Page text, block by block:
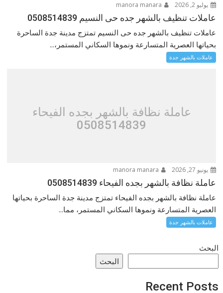
يوليو 2, 2026
عاملات تنظيف بالشهر جده حى النسيم 0508514839
عاملات تنظيف بالشهر جده حى النسيم تمتزج مدينة جدة الساحرة
بحياتها العصرية المتسارعة ونموها السكاني المستمر،...
عاملات بالشهر جدة
عاملة نظافة بالشهر بجده الفيحاء
0508514839
يونيو 27, 2026
عاملة نظافة بالشهر بجده الفيحاء 0508514839
عاملة نظافة بالشهر بجده الفيحاء تمتزج مدينة جدة الساحرة بحياتها
العصرية المتسارعة ونموها السكاني المستمر، مما...
عاملات بالشهر جدة
البحث
البحث
Recent Posts